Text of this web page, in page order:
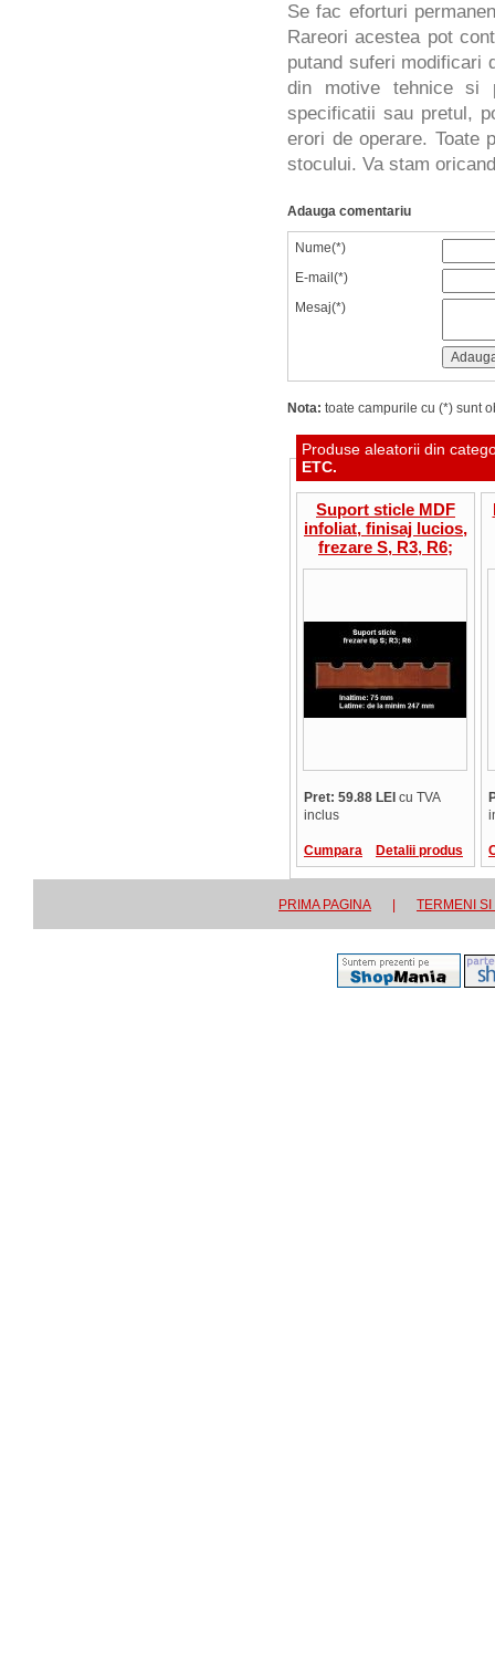
Se fac eforturi
Rareori acestea pot
putand suferi modificari
din motive tehnice si
specificatii sau pretul,
erori de operare. Toate
stocului. Va stam
Adauga comentariu
Nume(*)
E-mail(*)
Mesaj(*)
Nota: toate campurile cu (*) sunt
Produse aleatorii din
ETC.
Suport sticle MDF
infoliat, finisaj lucios,
frezare S, R3, R6;
pret/bucata
Pret: 59.88 LEI cu TVA
inclus
Cumpara Detalii produs
PRIMA PAGINA TERMENI SI